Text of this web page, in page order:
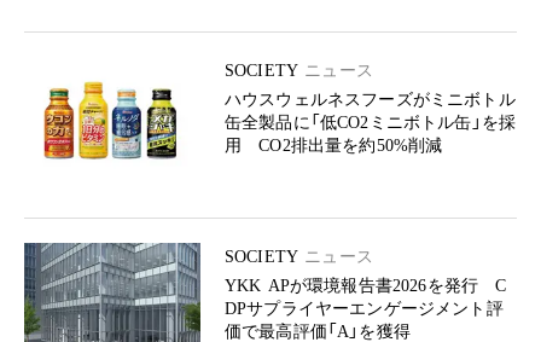
SOCIETY ニュース
ハウスウェルネスフーズがミニボトル
缶全製品に「低CO2ミニボトル缶」を採
用 CO2排出量を約50%削減
SOCIETY ニュース
YKK APが環境報告書2026を発行 C
DPサプライヤーエンゲージメント評
価で最高評価「A」を獲得